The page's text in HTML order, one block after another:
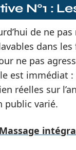
N°1 :
de ne
dans
ne pas
est immédiat
réelles sur
public varié.
Massage